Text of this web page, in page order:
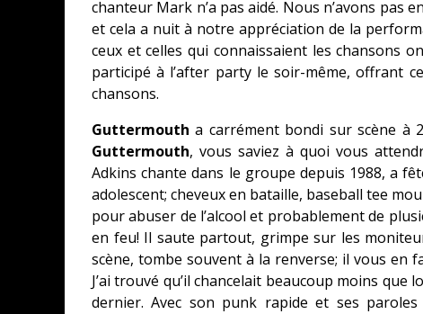
chanteur Mark n’a pas aidé. Nous n’avons pas
et cela a nuit à notre appréciation de la
ceux et celles qui connaissaient les chansons
participé à l’after party le soir-même, offrant
chansons.
Guttermouth a carrément bondi sur scène à
Guttermouth, vous saviez à quoi vous
Adkins chante dans le groupe depuis 1988, a
adolescent; cheveux en bataille, baseball tee
pour abuser de l’alcool et probablement de
en feu! Il saute partout, grimpe sur les
scène, tombe souvent à la renverse; il vous en
J’ai trouvé qu’il chancelait beaucoup moins
dernier. Avec son punk rapide et ses